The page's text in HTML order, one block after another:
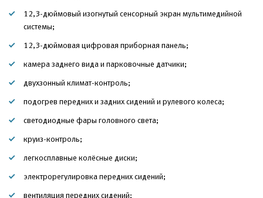
12,3-дюймовый изогнутый сенсорный экран мультимедийной
системы;
12,3-дюймовая цифровая приборная панель;
камера заднего вида и парковочные датчики;
двухзонный климат-контроль;
подогрев передних и задних сидений и рулевого колеса;
светодиодные фары головного света;
круиз-контроль;
легкосплавные колёсные диски;
электрорегулировка передних сидений;
вентиляция передних сидений;